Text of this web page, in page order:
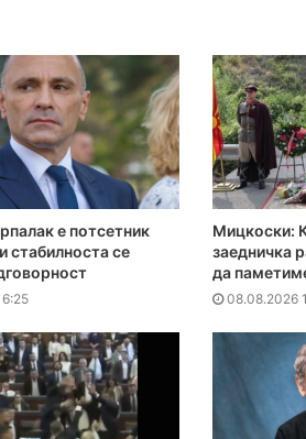
е потсетник
стабилноста се
Мицкоски:
заедничка
да
08.08.2026